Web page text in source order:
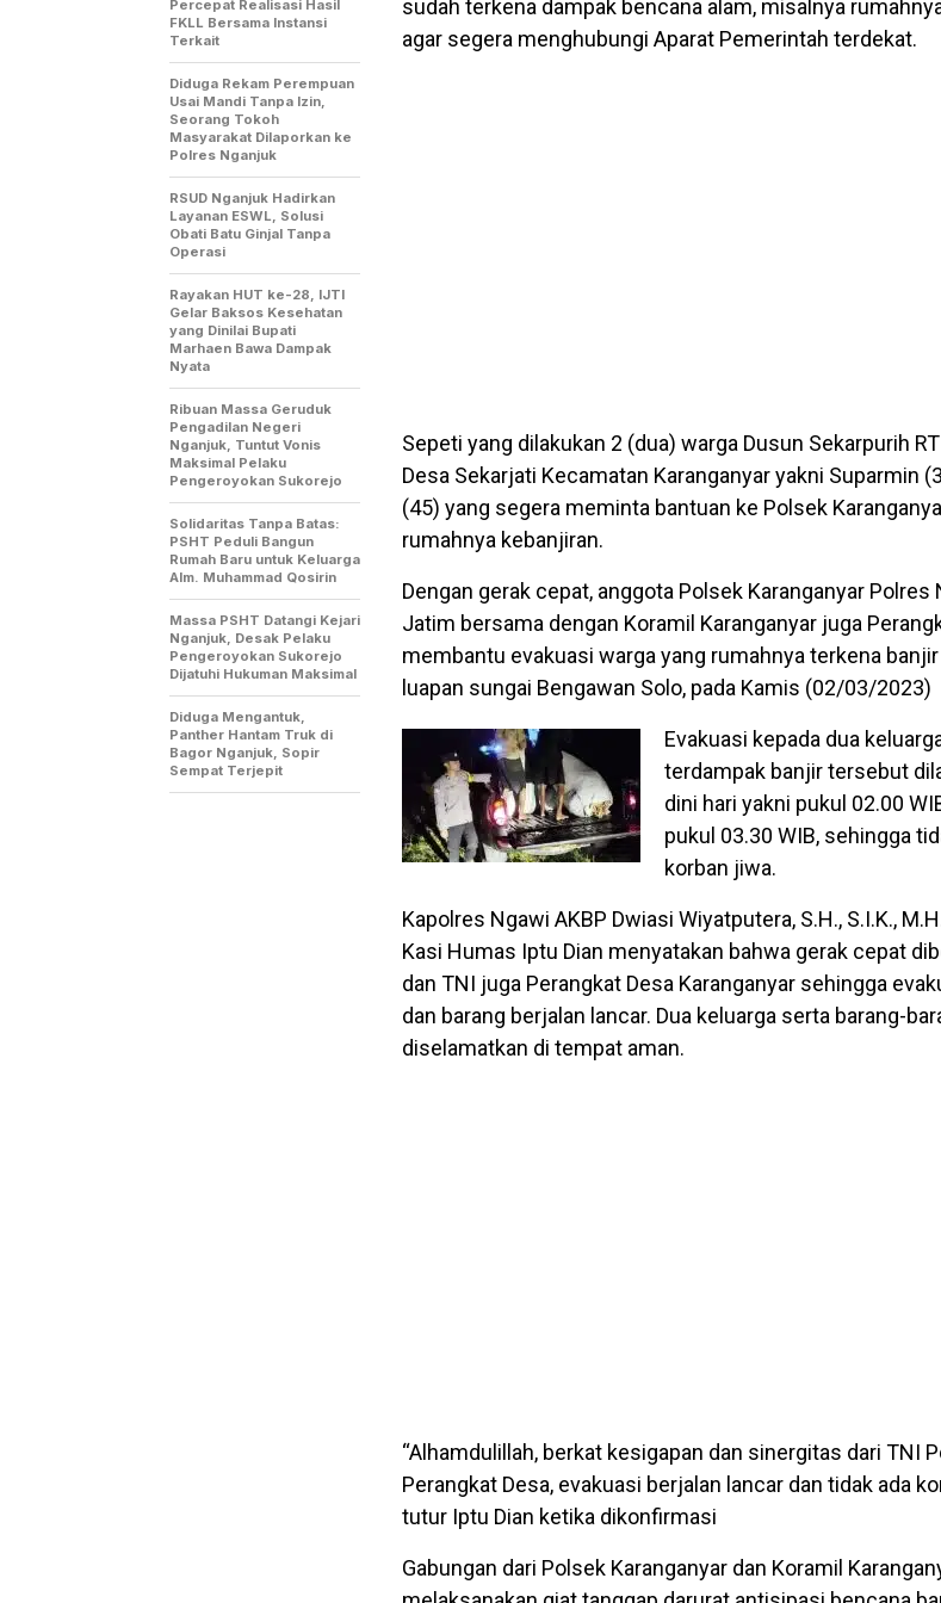
sudah terkena dampak bencana alam, misalnya
agar segera menghubungi Aparat Pemerintah terdekat.
Sepeti yang dilakukan 2 (dua) warga Dusun Sekarpurih
Desa Sekarjati Kecamatan Karanganyar yakni Suparmin
(45) yang segera meminta bantuan ke Polsek
rumahnya kebanjiran.
Dengan gerak cepat, anggota Polsek Karanganyar Polres
Jatim bersama dengan Koramil Karanganyar juga
membantu evakuasi warga yang rumahnya terkena
luapan sungai Bengawan Solo, pada Kamis (02/03/2023)
Evakuasi kepada dua
terdampak banjir tersebut
dini hari yakni pukul 02.00
pukul 03.30 WIB, sehingga
korban jiwa.
Kapolres Ngawi AKBP Dwiasi Wiyatputera, S.H., S.I.K.,
Kasi Humas Iptu Dian menyatakan bahwa gerak cepat
dan TNI juga Perangkat Desa Karanganyar sehingga
dan barang berjalan lancar. Dua keluarga serta barang-
diselamatkan di tempat aman.
“Alhamdulillah, berkat kesigapan dan sinergitas dari TNI
Perangkat Desa, evakuasi berjalan lancar dan tidak ada
tutur Iptu Dian ketika dikonfirmasi
Gabungan dari Polsek Karanganyar dan Koramil
Percepat Realisasi Hasil
FKLL Bersama Instansi
Terkait
Diduga Rekam Perempuan
Usai Mandi Tanpa Izin,
Seorang Tokoh
Masyarakat Dilaporkan ke
Polres Nganjuk
RSUD Nganjuk Hadirkan
Layanan ESWL, Solusi
Obati Batu Ginjal Tanpa
Operasi
Rayakan HUT ke-28, IJTI
Gelar Baksos Kesehatan
yang Dinilai Bupati
Marhaen Bawa Dampak
Nyata
Ribuan Massa Geruduk
Pengadilan Negeri
Nganjuk, Tuntut Vonis
Maksimal Pelaku
Pengeroyokan Sukorejo
Solidaritas Tanpa Batas:
PSHT Peduli Bangun
Rumah Baru untuk Keluarga
Alm. Muhammad Qosirin
Massa PSHT Datangi Kejari
Nganjuk, Desak Pelaku
Pengeroyokan Sukorejo
Dijatuhi Hukuman Maksimal
Diduga Mengantuk,
Panther Hantam Truk di
Bagor Nganjuk, Sopir
Sempat Terjepit